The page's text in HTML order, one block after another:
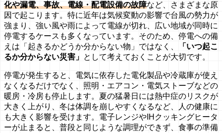
化や漏電、事故、電線・配電設備の故障など、さまざまな原
因で起こります。特に近年は気候変動の影響で台風の勢力が
強まり、強い風や雨によって電線が切れ、広い地域が同時に
停電するケースも多くなっています。そのため、停電への備
えは「起きるかどうか分からない物」ではなく、
「いつ起こ
るか分からない災害」 として考えておくことが大切です。
停電が発生すると、電気に依存した電化製品や冷蔵庫が使え
なくなるだけでなく、照明・エアコン・電気ストーブなどの
暖房・冷房も停止します。夏の猛暑日には熱中症のリスクが
大きく上がり、冬は体調を崩しやすくなるなど、人の健康に
も大きく影響を受けます。電子レンジやIHクッキングヒータ
ーが止まると、普段と同じような調理ができず、食事の準備